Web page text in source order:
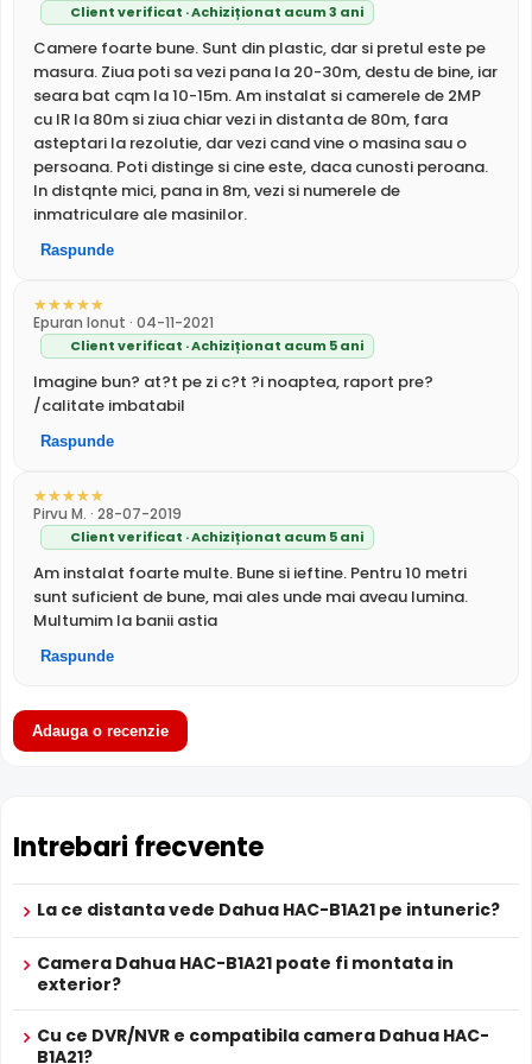
Filtru IR Mecanic (ICR)
Dahua HAC-B1A21 are unfiltru IR mecanic
autoretractabilce filtreaza lumina in infrarosu pe timpul
zilei, pentru a evita defectele de culoare, iar pe timpul
noptii acesta este retras pentru a permite luminii IR sa
treaca, imbunatatind vizibilitatea.
Dahua HAC-B1A21 este dotata cu functia
Inteligent(Smart IR), ce regleaza automat intensitatea
eliminand riscul de suprasaturare a imaginii la distante
mici.
FunctiaBLC(Backlight Compensation) cu care este
Alte functii
- Grad de protectie la intemperii: IP67
ALIMENTARE
Alimentare
12V DC / 225 mA
Sursa de alimentare NU este inclusa
Alimentare
POC
Nu
PROSPECT PRODUCATOR
Prospect
Dahua HAC-B1A21
informativ.
Client verificat · Achiziționat acum 3 ani
Camere foarte bune. Sunt din plastic, dar si pretul este pe
masura. Ziua poti sa vezi pana la 20-30m, destu de bine, iar
seara bat cqm la 10-15m. Am instalat si camerele de 2MP
cu IR la 80m si ziua chiar vezi in distanta de 80m, fara
asteptari la rezolutie, dar vezi cand vine o masina sau o
persoana. Poti distinge si cine este, daca cunosti peroana.
In distqnte mici, pana in 8m, vezi si numerele de
inmatriculare ale masinilor.
Raspunde
Epuran Ionut · 04-11-2021
Client verificat · Achiziționat acum 5 ani
Imagine bun? at?t pe zi c?t ?i noaptea, raport pre?
/calitate imbatabil
Raspunde
Pirvu M. · 28-07-2019
Client verificat · Achiziționat acum 5 ani
Am instalat foarte multe. Bune si ieftine. Pentru 10 metri
sunt suficient de bune, mai ales unde mai aveau lumina.
Multumim la banii astia
Raspunde
Adauga o recenzie
Intrebari frecvente
La ce distanta vede Dahua HAC-B1A21 pe intuneric?
Camera Dahua HAC-B1A21 poate fi montata in
exterior?
Cu ce DVR/NVR e compatibila camera Dahua HAC-
B1A21?